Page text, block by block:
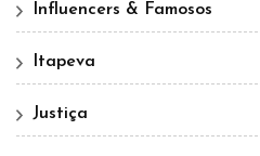
Influencers & Famosos
Itapeva
Justiça